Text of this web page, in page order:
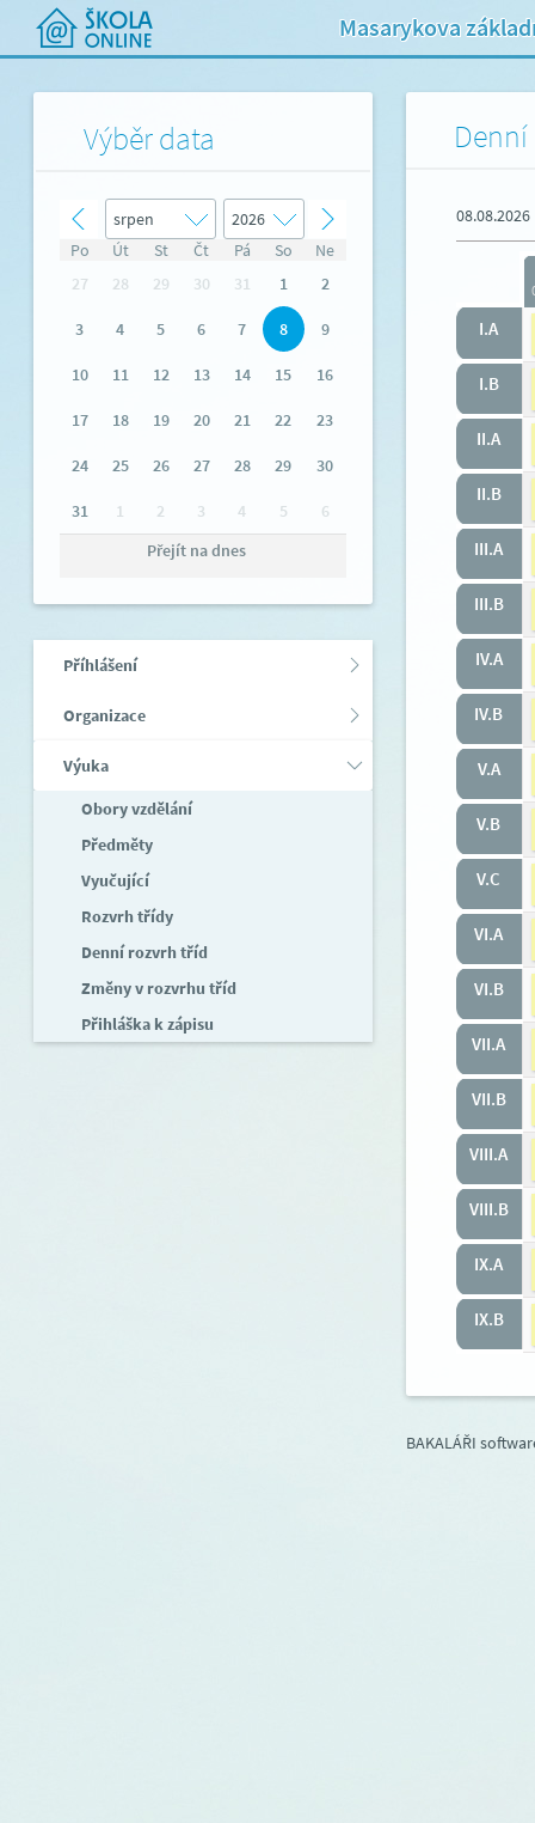
Masarykova
Výběr data
Po Út St Čt Pá So
Ne
27
28 29 30 31 1 2
3 4 5 6 7 8 9
10 11 12 13 14 15 16
17 18 19 20 21 22 23
24 25 26 27 28 29 30
31 1 2 3 4 5
6
Přejít na dnes
Příhlášení
Organizace
Výuka
Obory vzdělání
Předměty
Vyučující
Rozvrh třídy
Denní rozvrh tříd
Změny v rozvrhu tříd
Přihláška k zápisu
08.08.2026
I.A
I.B
II.A
II.B
III.A
III.B
IV.A
IV.B
V.A
V.B
V.C
VI.A
VI.B
VII.A
VII.B
VIII.A
VIII.B
IX.A
IX.B
BAKALÁŘI